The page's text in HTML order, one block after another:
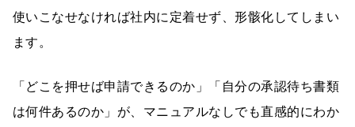
使いこなせなければ社内に定着せず、形骸化してしまい
ます。
「どこを押せば申請できるのか」「自分の承認待ち書類
は何件あるのか」が、マニュアルなしでも直感的にわか